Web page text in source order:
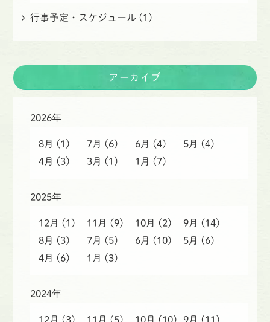
行事予定・スケジュール (1)
アーカイブ
2026年
8月 (1) 7月 (6) 6月 (4) 5月
(4)
4月
(3) 3月 (1) 1月 (7)
2025年
12月 (1) 11月 (9) 10月 (2) 9月
(14)
8月
(3) 7月 (5) 6月 (10) 5月
(6)
4月
(6) 1月 (3)
2024年
12月 (3) 11月 (5) 10月 (10) 9月 (11)